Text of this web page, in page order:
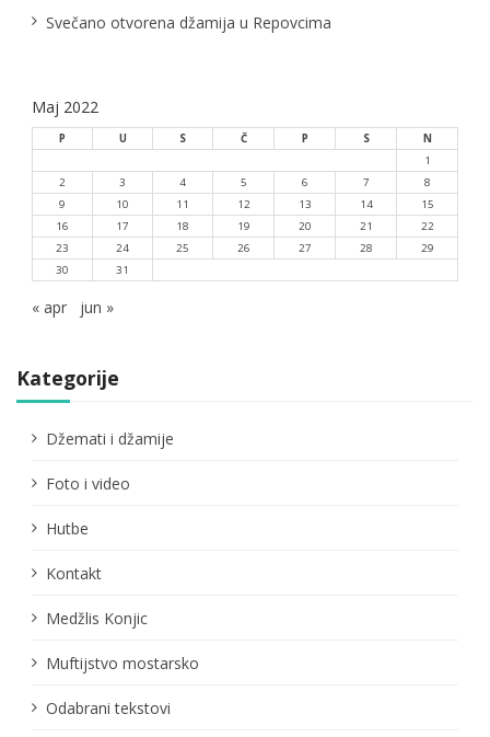
aSvečano otvorena džamija u Repovcima
Maj 2022
P U S Č P S
N
1
2
3 4 5 6 7
8
9
10 11 12 13 14
15
16
17 18 19 20 21
22
23
24 25 26 27 28
29
30
31
« apr jun »
Kategorije
Džemati i džamije
Foto i video
Hutbe
Kontakt
Medžlis Konjic
Muftijstvo mostarsko
Odabrani tekstovi